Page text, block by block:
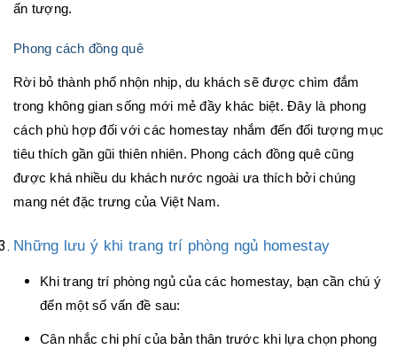
ấn tượng.
Phong cách đồng quê
Rời bỏ thành phố nhộn nhịp, du khách sẽ được chìm đắm
trong không gian sống mới mẻ đầy khác biệt. Đây là phong
cách phù hợp đối với các homestay nhắm đến đối tượng mục
tiêu thích gần gũi thiên nhiên. Phong cách đồng quê cũng
được khá nhiều du khách nước ngoài ưa thích bởi chúng
mang nét đặc trưng của Việt Nam.
Những lưu ý khi trang trí phòng ngủ homestay
Khi trang trí phòng ngủ của các homestay, bạn cần chú ý
đến một số vấn đề sau:
Cân nhắc chi phí của bản thân trước khi lựa chọn phong